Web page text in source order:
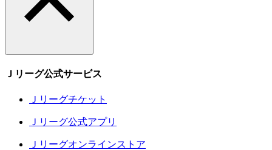
Ｊリーグ公式サービス
Ｊリーグチケット
Ｊリーグ公式アプリ
Ｊリーグオンラインストア